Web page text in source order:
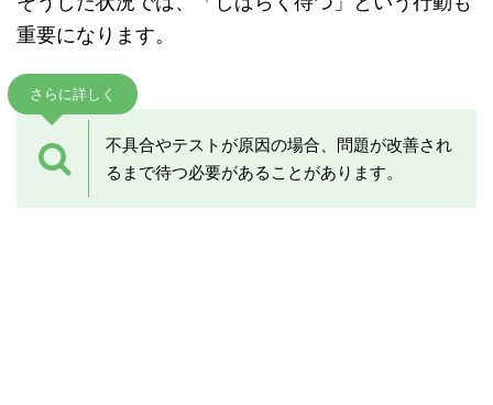
重要になります。
さらに詳しく
不具合やテストが原因の場合、問題が改善され
るまで待つ必要があることがあります。